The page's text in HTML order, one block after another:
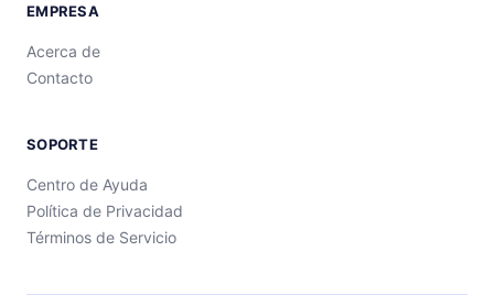
EMPRESA
Acerca de
Contacto
SOPORTE
Centro de Ayuda
Política de Privacidad
Términos de Servicio